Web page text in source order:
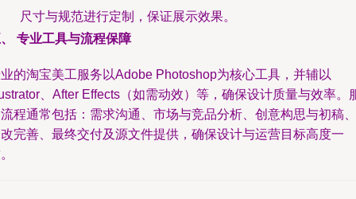
尺寸与规范进行定制，保证展示效果。
专业工具与流程保障
的淘宝美工服务以Adobe Photoshop为核心工具，并辅以
、After Effects（如需动效）等，确保设计质量与效率。
程通常包括：需求沟通、市场与竞品分析、创意构思与初稿、
完善、最终交付及源文件提供，确保设计与运营目标高度一